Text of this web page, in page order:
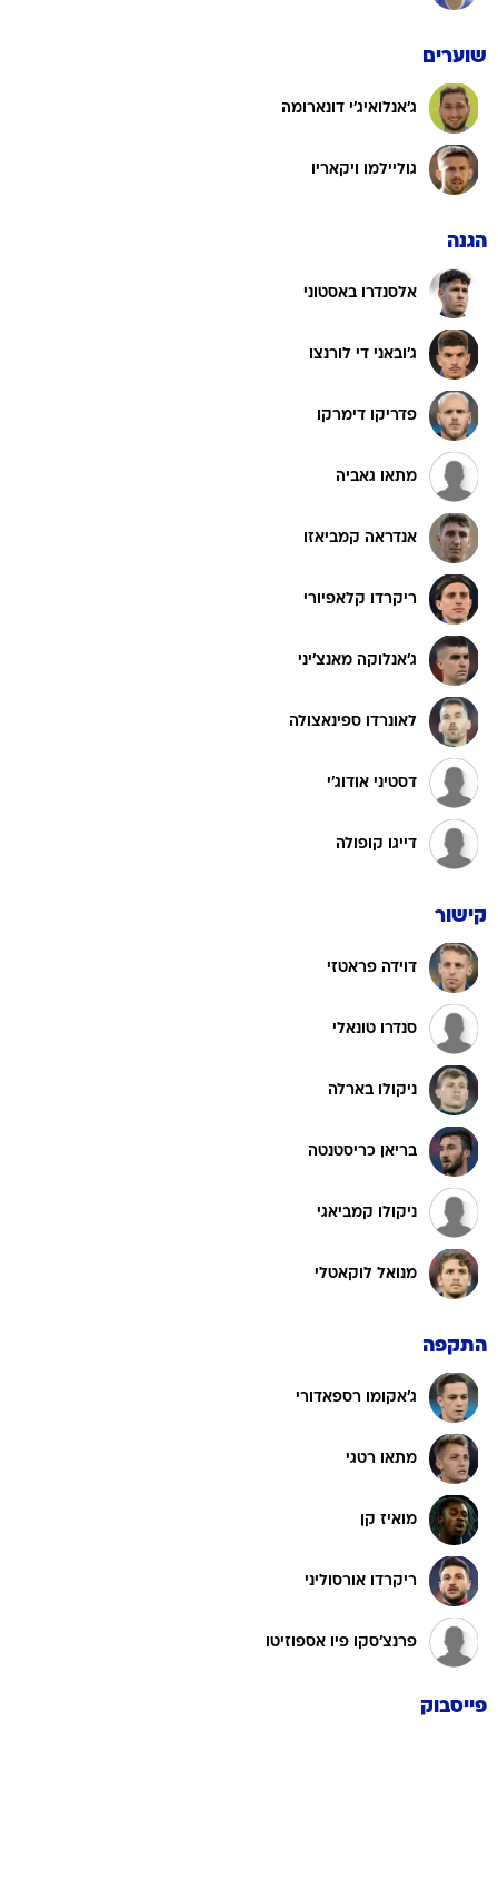
שוערים
ג'אנלואיג'י דונארומה
גוליילמו ויקאריו
הגנה
אלסנדרו באסטוני
ג'ובאני די לורנצו
פדריקו דימרקו
מתאו גאביה
אנדראה קמביאזו
ריקרדו קלאפיורי
ג'אנלוקה מאנצ'יני
לאונרדו ספינאצולה
דסטיני אודוג'י
דייגו קופולה
קישור
דוידה פראטזי
סנדרו טונאלי
ניקולו בארלה
בריאן כריסטנטה
ניקולו קמביאגי
מנואל לוקאטלי
התקפה
ג'אקומו רספאדורי
מתאו רטגי
מואיז קן
ריקרדו אורסוליני
פרנצ'סקו פיו אספוזיטו
פייסבוק